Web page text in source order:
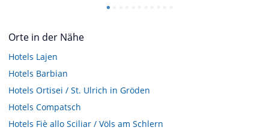
Orte in der Nähe
Hotels Lajen
Hotels Barbian
Hotels Ortisei / St. Ulrich in Gröden
Hotels Compatsch
Hotels Fiè allo Sciliar / Völs am Schlern